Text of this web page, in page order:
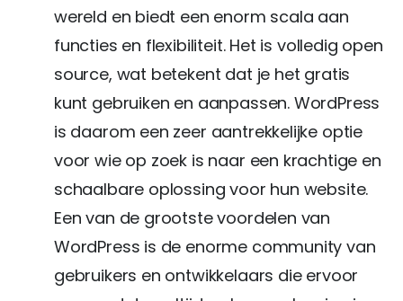
wereld en biedt een enorm scala aan
functies en flexibiliteit. Het is volledig open
source, wat betekent dat je het gratis
kunt gebruiken en aanpassen. WordPress
is daarom een zeer aantrekkelijke optie
voor wie op zoek is naar een krachtige en
schaalbare oplossing voor hun website.
Een van de grootste voordelen van
WordPress is de enorme community van
gebruikers en ontwikkelaars die ervoor